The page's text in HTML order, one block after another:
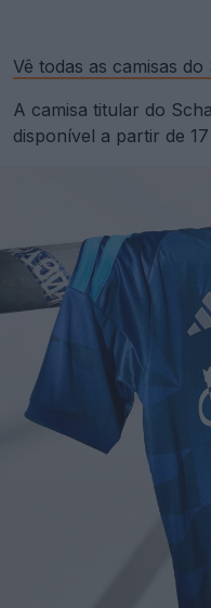
Vê todas as camisas
A camisa titular do
disponível a partir de